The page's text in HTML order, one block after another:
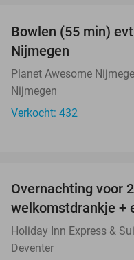
Bowlen (55 min)
Nijmegen
Planet Awesome
Nijmegen
Verkocht: 432
Overnachting voor
welkomstdrankje +
Holiday Inn Express &
Deventer